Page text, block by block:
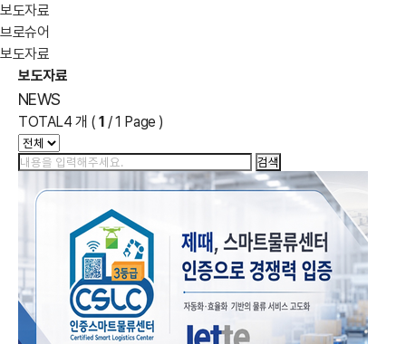
보도자료
브로슈어
보도자료
보도자료
NEWS
TOTAL4 개 (1 / 1 Page )